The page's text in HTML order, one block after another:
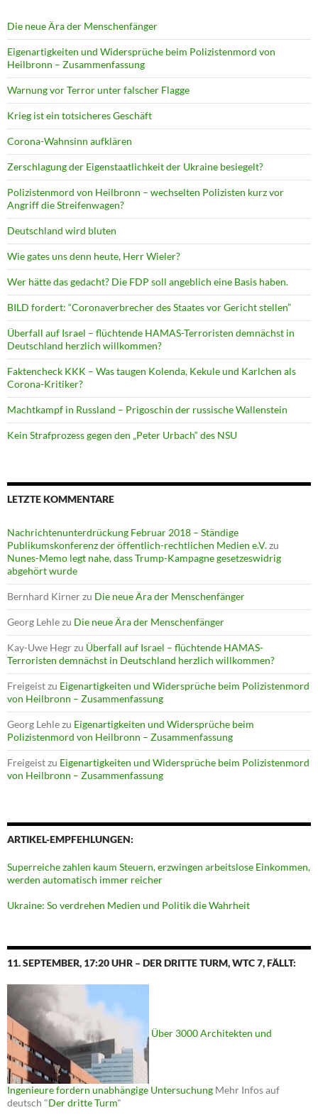
Die neue Ära der Menschenfänger
Eigenartigkeiten und Widersprüche beim Polizistenmord von
Heilbronn – Zusammenfassung
Warnung vor Terror unter falscher Flagge
Krieg ist ein totsicheres Geschäft
Corona-Wahnsinn aufklären
Zerschlagung der Eigenstaatlichkeit der Ukraine besiegelt?
Polizistenmord von Heilbronn – wechselten Polizisten kurz vor
Angriff die Streifenwagen?
Deutschland wird bluten
Wie gates uns denn heute, Herr Wieler?
Wer hätte das gedacht? Die FDP soll angeblich eine Basis haben.
BILD fordert: “Coronaverbrecher des Staates vor Gericht stellen”
Überfall auf Israel – flüchtende HAMAS-Terroristen demnächst in
Deutschland herzlich willkommen?
Faktencheck KKK – Was taugen Kolenda, Kekule und Karlchen als
Corona-Kritiker?
Machtkampf in Russland – Prigoschin der russische Wallenstein
Kein Strafprozess gegen den „Peter Urbach“ des NSU
LETZTE KOMMENTARE
Nachrichtenunterdrückung Februar 2018 – Ständige
Publikumskonferenz der öffentlich-rechtlichen Medien e.V.zu
Nunes-Memo legt nahe, dass Trump-Kampagne gesetzeswidrig
abgehört wurde
Bernhard Kirnerzu Die neue Ära der Menschenfänger
Georg Lehlezu Die neue Ära der Menschenfänger
Kay-Uwe Hegrzu Überfall auf Israel – flüchtende HAMAS-
Terroristen demnächst in Deutschland herzlich willkommen?
Freigeistzu Eigenartigkeiten und Widersprüche beim Polizistenmord
von Heilbronn – Zusammenfassung
Georg Lehlezu Eigenartigkeiten und Widersprüche beim
Polizistenmord von Heilbronn – Zusammenfassung
Freigeistzu Eigenartigkeiten und Widersprüche beim Polizistenmord
von Heilbronn – Zusammenfassung
ARTIKEL-EMPFEHLUNGEN:
Superreiche zahlen kaum Steuern, erzwingen arbeitslose Einkommen,
werden automatisch immer reicher
Ukraine: So verdrehen Medien und Politik die Wahrheit
11. SEPTEMBER, 17:20 UHR – DER DRITTE TURM, WTC 7, FÄLLT:
Über 3000 Architekten und
Ingenieure fordern unabhängige Untersuchung Mehr Infos auf
deutsch "Der dritte Turm"